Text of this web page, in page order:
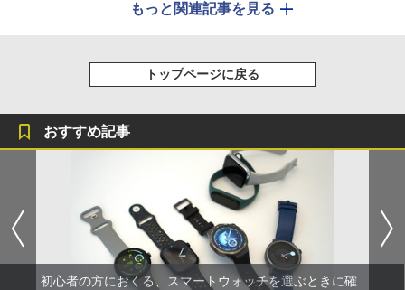
もっと関連記事を見る
トップページに戻る
おすすめ記事
初心者の方におくる、スマートウォッチを選ぶときに確